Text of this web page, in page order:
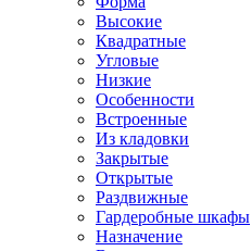
Высокие
Квадратные
Угловые
Низкие
Особенности
Встроенные
Из кладовки
Закрытые
Открытые
Раздвижные
Гардеробные шкафы
Назначение